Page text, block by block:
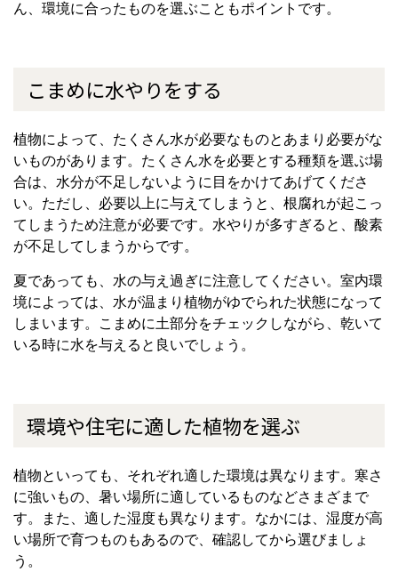
ん、環境に合ったものを選ぶこともポイントです。
こまめに水やりをする
植物によって、たくさん水が必要なものとあまり必要がな
いものがあります。たくさん水を必要とする種類を選ぶ場
合は、水分が不足しないように目をかけてあげてくださ
い。ただし、必要以上に与えてしまうと、根腐れが起こっ
てしまうため注意が必要です。水やりが多すぎると、酸素
が不足してしまうからです。
夏であっても、水の与え過ぎに注意してください。室内環
境によっては、水が温まり植物がゆでられた状態になって
しまいます。こまめに土部分をチェックしながら、乾いて
いる時に水を与えると良いでしょう。
環境や住宅に適した植物を選ぶ
植物といっても、それぞれ適した環境は異なります。寒さ
に強いもの、暑い場所に適しているものなどさまざまで
す。また、適した湿度も異なります。なかには、湿度が高
い場所で育つものもあるので、確認してから選びましょ
う。